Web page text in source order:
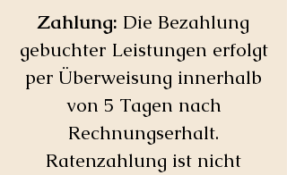
Zahlung: Die Bezahlung
gebuchter Leistungen erfolgt
per Überweisung innerhalb
von 5 Tagen nach
Rechnungserhalt.
Ratenzahlung ist nicht